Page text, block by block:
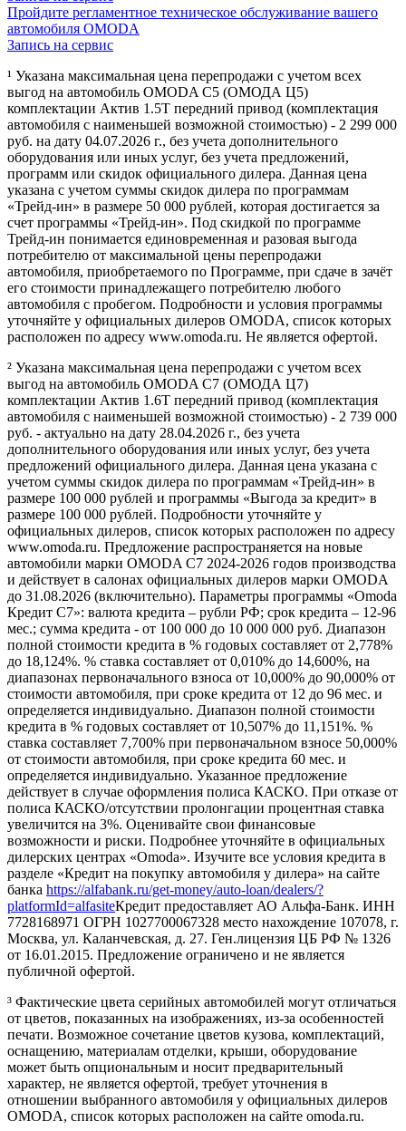
Пройдите регламентное техническое обслуживание вашего
автомобиля OMODA
Запись на сервис
¹ Указана максимальная цена перепродажи с учетом всех
выгод на автомобиль OMODA C5 (ОМОДА Ц5)
комплектации Актив 1.5Т передний привод (комплектация
автомобиля с наименьшей возможной стоимостью) - 2 299 000
руб. на дату 04.07.2026 г., без учета дополнительного
оборудования или иных услуг, без учета предложений,
программ или скидок официального дилера. Данная цена
указана с учетом суммы скидок дилера по программам
«Трейд-ин» в размере 50 000 рублей, которая достигается за
счет программы «Трейд-ин». Под скидкой по программе
Трейд-ин понимается единовременная и разовая выгода
потребителю от максимальной цены перепродажи
автомобиля, приобретаемого по Программе, при сдаче в зачёт
его стоимости принадлежащего потребителю любого
автомобиля с пробегом. Подробности и условия программы
уточняйте у официальных дилеров OMODA, список которых
расположен по адресу www.omoda.ru. Не является офертой.
² Указана максимальная цена перепродажи с учетом всех
выгод на автомобиль OMODA C7 (ОМОДА Ц7)
комплектации Актив 1.6T передний привод (комплектация
автомобиля с наименьшей возможной стоимостью) - 2 739 000
руб. - актуально на дату 28.04.2026 г., без учета
дополнительного оборудования или иных услуг, без учета
предложений официального дилера. Данная цена указана с
учетом суммы скидок дилера по программам «Трейд-ин» в
размере 100 000 рублей и программы «Выгода за кредит» в
размере 100 000 рублей. Подробности уточняйте у
официальных дилеров, список которых расположен по адресу
www.omoda.ru. Предложение распространяется на новые
автомобили марки OMODA C7 2024-2026 годов производства
и действует в салонах официальных дилеров марки OMODA
до 31.08.2026 (включительно). Параметры программы «Omoda
Кредит C7»: валюта кредита – рубли РФ; срок кредита – 12-96
мес.; сумма кредита - от 100 000 до 10 000 000 руб. Диапазон
полной стоимости кредита в % годовых составляет от 2,778%
до 18,124%. % ставка составляет от 0,010% до 14,600%, на
диапазонах первоначального взноса от 10,000% до 90,000% от
стоимости автомобиля, при сроке кредита от 12 до 96 мес. и
определяется индивидуально. Диапазон полной стоимости
кредита в % годовых составляет от 10,507% до 11,151%. %
ставка составляет 7,700% при первоначальном взносе 50,000%
от стоимости автомобиля, при сроке кредита 60 мес. и
определяется индивидуально. Указанное предложение
действует в случае оформления полиса КАСКО. При отказе от
полиса КАСКО/отсутствии пролонгации процентная ставка
увеличится на 3%. Оценивайте свои финансовые
возможности и риски. Подробнее уточняйте в официальных
дилерских центрах «Omoda». Изучите все условия кредита в
разделе «Кредит на покупку автомобиля у дилера» на сайте
банка https://alfabank.ru/get-money/auto-loan/dealers/?
platformId=alfasiteКредит предоставляет АО Альфа-Банк. ИНН
7728168971 ОГРН 1027700067328 место нахождение 107078, г.
Москва, ул. Каланчевская, д. 27. Ген.лицензия ЦБ РФ № 1326
от 16.01.2015. Предложение ограничено и не является
публичной офертой.
³ Фактические цвета серийных автомобилей могут отличаться
от цветов, показанных на изображениях, из-за особенностей
печати. Возможное сочетание цветов кузова, комплектаций,
оснащению, материалам отделки, крыши, оборудование
может быть опциональным и носит предварительный
характер, не является офертой, требует уточнения в
отношении выбранного автомобиля у официальных дилеров
OMODA, список которых расположен на сайте omoda.ru.